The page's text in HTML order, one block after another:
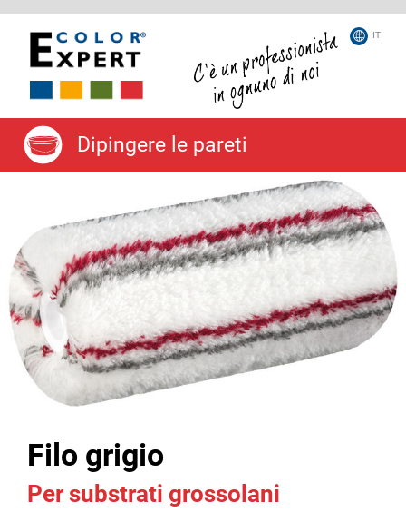
IT
Dipingere le pareti
Filo grigio
Per substrati grossolani